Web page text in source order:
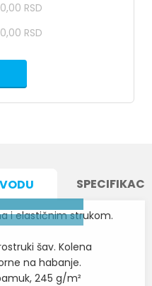
RSD
RSD
i elastičnim strukom.
šav. Kolena
na habanje.
245 g/m²